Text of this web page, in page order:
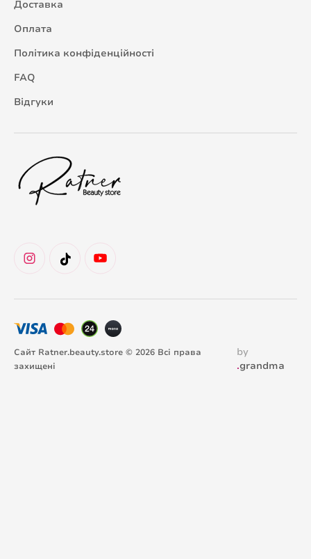
Доставка
Оплата
Політика конфіденційності
FAQ
Відгуки
Сайт Ratner.beauty.store © 2026 Всі права
захищені
by
.grandma